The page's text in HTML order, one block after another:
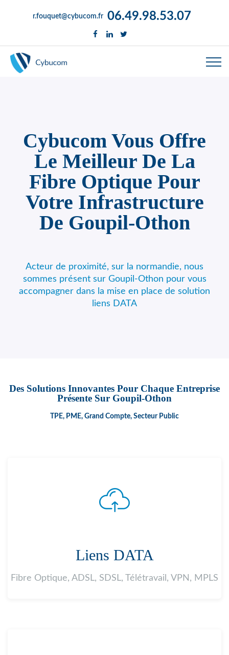
r.fouquet@cybucom.fr 06.49.98.53.07
Cybucom Vous Offre
Le Meilleur De La
Fibre Optique Pour
Votre Infrastructure
De Goupil-Othon
Acteur de proximité, sur la normandie, nous
sommes présent sur Goupil-Othon pour vous
accompagner dans la mise en place de solution
liens DATA
Des Solutions Innovantes Pour Chaque Entreprise
Présente Sur Goupil-Othon
TPE, PME, Grand Compte, Secteur Public
Liens DATA
Fibre Optique, ADSL, SDSL, Télétravail, VPN, MPLS